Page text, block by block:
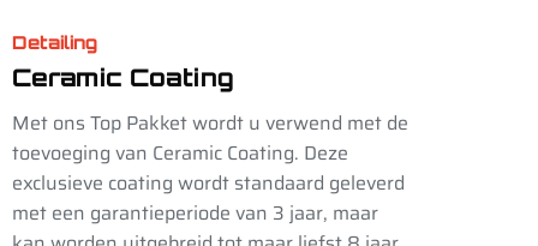
Detailing
Ceramic Coating
Met ons Top Pakket wordt u verwend met de
toevoeging van Ceramic Coating. Deze
exclusieve coating wordt standaard geleverd
met een garantieperiode van 3 jaar, maar